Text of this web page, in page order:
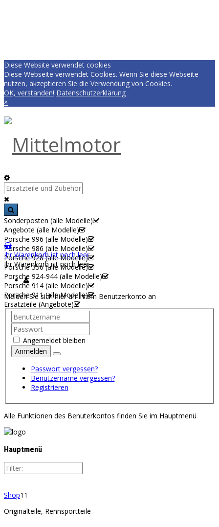
Diese Website verwendet cookies
Diese Webseite verwendet Cookies. Wenn Sie diese Webseite
nutzen, akzeptieren Sie die Verwendung von Cookies.
OK, verstanden! Datenschutzerklärung
×
Sonderposten (alle Modelle)
Angebote (alle Modelle)
Porsche 996 (alle Modelle)
Porsche 986 (alle Modelle)
Porsche 928 (alle Modelle)
Porsche 356 (alle Modelle)
Porsche 924-944 (alle Modelle)
Porsche 914 (alle Modelle)
Porsche 911 (alle Modelle)
Ersatzteile (Angebote)
Ihr Warenkorb ist noch leer.
Ihr Warenkorb ist noch leer.
Melden Sie sich hier an Ihrem Benutzerkonto an
Angemeldet bleiben
Anmelden
Passwort vergessen?
Benutzername vergessen?
Registrieren
Alle Funktionen des Benuterkontos finden Sie im Hauptmenü
Hauptmenü
Shop11
Originalteile, Rennsportteile